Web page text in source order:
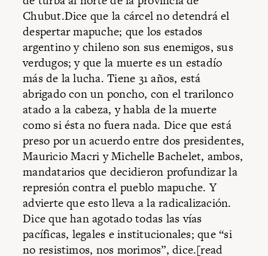
Chubut.Dice que la cárcel no detendrá el
despertar mapuche; que los estados
argentino y chileno son sus enemigos, sus
verdugos; y que la muerte es un estadío
más de la lucha. Tiene 31 años, está
abrigado con un poncho, con el trarilonco
atado a la cabeza, y habla de la muerte
como si ésta no fuera nada. Dice que está
preso por un acuerdo entre dos presidentes,
Mauricio Macri y Michelle Bachelet, ambos,
mandatarios que decidieron profundizar la
represión contra el pueblo mapuche. Y
advierte que esto lleva a la radicalización.
Dice que han agotado todas las vías
pacíficas, legales e institucionales; que “si
no resistimos, nos morimos”, dice.[read